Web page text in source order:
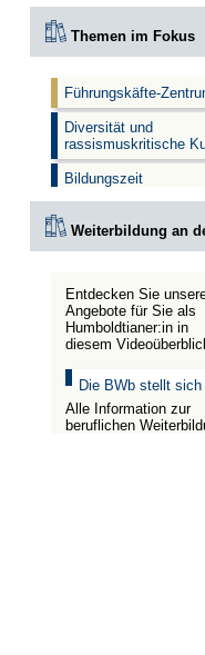
Themen im Fokus
Führungskäfte-
Diversität und
rassismuskritische
Bildungszeit
Weiterbildung an
Entdecken Sie
Angebote für Sie als
Humboldtianer:in in
diesem
Die BWb stellt sich
Alle Information zur
beruflichen